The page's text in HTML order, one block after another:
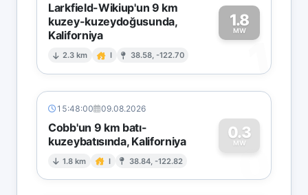
Larkfield-Wikiup'un 9 km
kuzey-kuzeydoğusunda,
Kaliforniya
2.3 km I 38.58, -122.70
1.8
MW
1
15:48:00 09.08.2026
Cobb'un 9 km batı-
kuzeybatısında, Kaliforniya
1.8 km I 38.84, -122.82
0.3
MW
0